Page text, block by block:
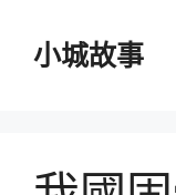
小城故事